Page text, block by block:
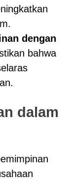
dengan
bahwa
dalam